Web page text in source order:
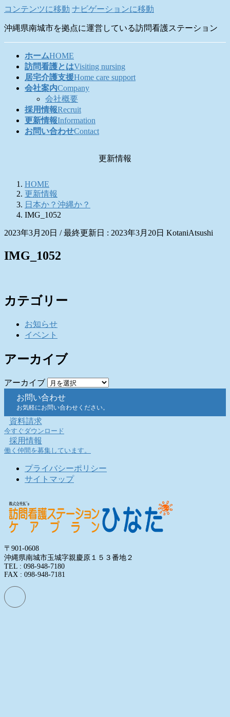
コンテンツに移動 ナビゲーションに移動
沖縄県南城市を拠点に運営している訪問看護ステーション
ホームHOME
訪問看護とはVisiting nursing
居宅介護支援Home care support
会社案内Company
会社概要
採用情報Recruit
更新情報Information
お問い合わせContact
更新情報
HOME
更新情報
日本か？沖縄か？
IMG_1052
2023年3月20日 / 最終更新日 : 2023年3月20日 KotaniAtsushi
IMG_1052
カテゴリー
お知らせ
イベント
アーカイブ
アーカイブ
お問い合わせ
お気軽にお問い合わせください。
資料請求
今すぐダウンロード
採用情報
働く仲間を募集しています。
プライバシーポリシー
サイトマップ
〒901-0608
沖縄県南城市玉城字親慶原１５３番地２
TEL : 098-948-7180
FAX : 098-948-7181